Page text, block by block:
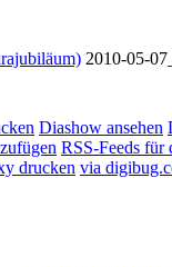
2010-05-
Diashow ansehen
RSS-Feeds für
drucken via